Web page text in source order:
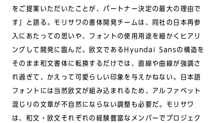
をご提案いただいたことが、パートナー決定の最大の理由で
す」と語る。モリサワの書体開発チームは、同社の日本再参
入にあたっての思いや、フォントの使用用途を細かくヒアリ
ングして開発に臨んだ。欧文であるHyundai Sansの構造を
そのまま和文書体に転換するだけでは、直線や曲線が強調さ
れ過ぎて、かえって可愛らしい印象を与えかねない。日本語
フォントには当然欧文が組み込まれるため、アルファベット
混じりの文章が不自然にならない調整も必要だ。モリサワ
は、和文・欧文それぞれの経験豊富なメンバーでプロジェク